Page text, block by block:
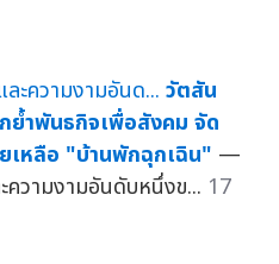
วัตสัน
ย้ำพันธกิจเพื่อสังคม จัด
เหลือ "บ้านพักฉุกเฉิน" —
วามงามอันดับหนึ่งข... 17